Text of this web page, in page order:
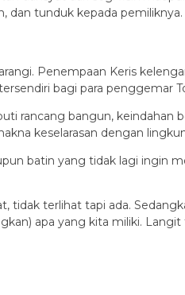
dan tunduk kepada pemiliknya.
Penempaan Keris
bagi para penggemar
rancang bangun, keindahan
keselarasan dengan
batin yang tidak lagi ingin
tidak terlihat tapi ada.
apa yang kita miliki. Langit